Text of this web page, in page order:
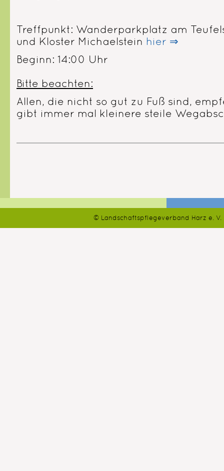
Treffpunkt: Wanderparkplatz am
und Kloster Michaelstein hier ⇒
Beginn: 14:00 Uhr
Bitte beachten:
Allen, die nicht so gut zu Fuß sind,
gibt immer mal kleinere steile
© Landschaftspflegeverband Harz e.